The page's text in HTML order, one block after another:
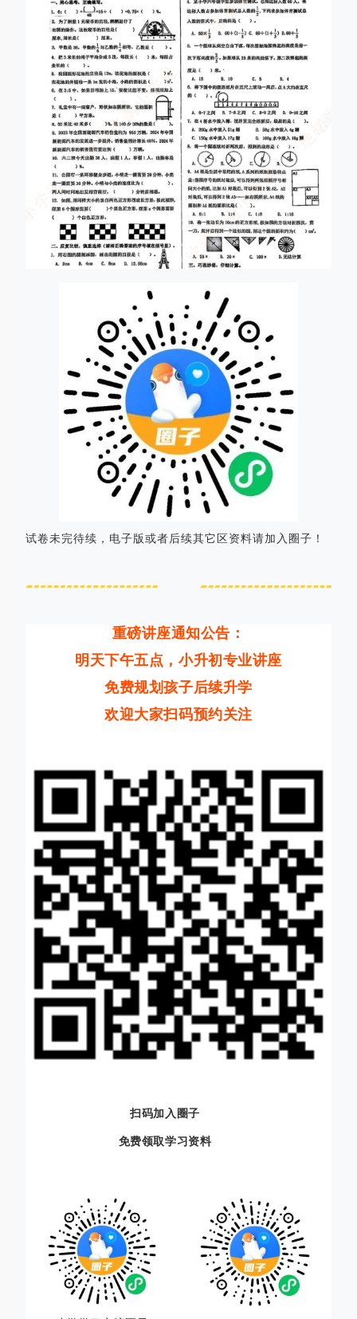
试卷未完待续，电子版或者后续其它区资料请加入圈子！
重磅讲座通知公告：
明天下午五点，小升初专业讲座
免费规划孩子后续升学
欢迎大家扫码预约关注
扫码加入圈子
免费领取学习资料